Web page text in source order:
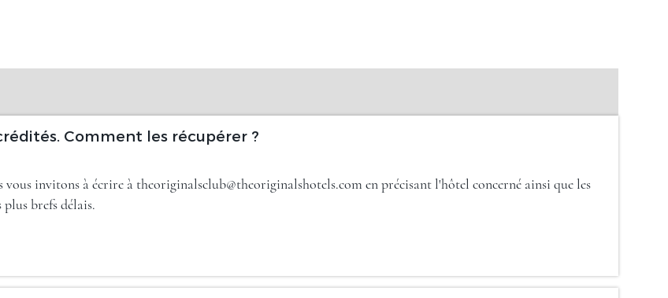
Comment les récupérer ?
invitons à écrire à theoriginalsclub@theoriginalshotels.com en précisant l'hôtel concerné ainsi que les
brefs délais.